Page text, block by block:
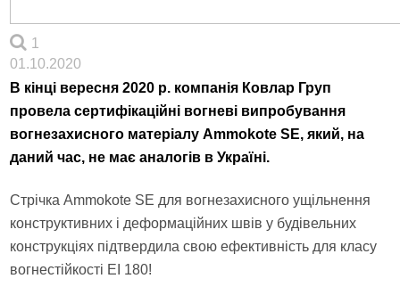
1
01.10.2020
В кінці вересня 2020 р. компанія Ковлар Груп
провела сертифікаційні вогневі випробування
вогнезахисного матеріалу Ammokote SE, який, на
даний час, не має аналогів в Україні.
Стрічка Ammokote SE для вогнезахисного ущільнення
конструктивних і деформаційних швів у будівельних
конструкціях підтвердила свою ефективність для класу
вогнестійкості EI 180!